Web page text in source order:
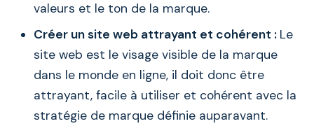
valeurs et le ton de la marque.
Créer un site web attrayant et cohérent : Le
site web est le visage visible de la marque
dans le monde en ligne, il doit donc être
attrayant, facile à utiliser et cohérent avec la
stratégie de marque définie auparavant.